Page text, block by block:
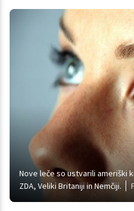
Nove leče so ustvarili ameriški
ZDA, Veliki Britaniji in Nemčiji.